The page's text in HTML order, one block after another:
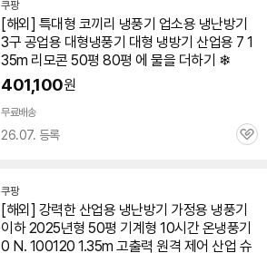
쿠팡
[해외] 특대형 코끼리 냉풍기 업소용 냉난방기
3구 공업용 대형냉풍기 대형 냉방기 산업용 7 1
35m 리모콘 50평 80평 에 물을 더하기 ❄
401,100원
무료배송
26.07. 등록
관
쿠팡
[해외] 강력한 산업용 냉난방기 가정용 냉풍기
이하 2025년형 50평 기계형 10시간 온냉풍기
0 N. 100120 1.35m 고출력 원격 제어 산업 슈